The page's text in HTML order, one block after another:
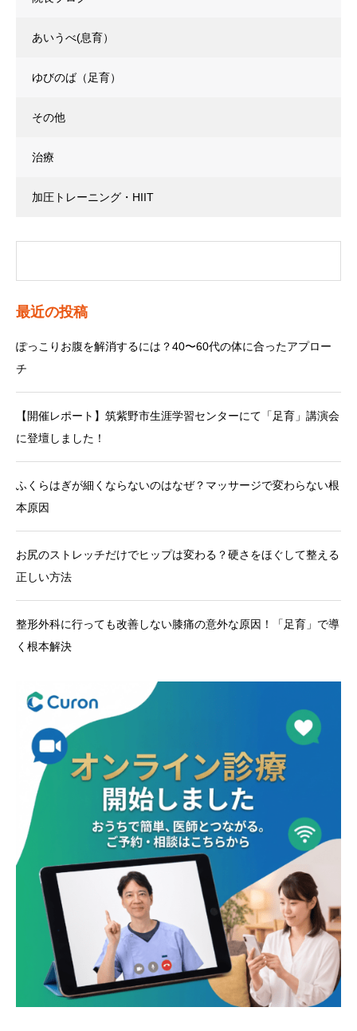
あいうべ(息育）
ゆびのば（足育）
その他
治療
加圧トレーニング・HIIT
最近の投稿
ぽっこりお腹を解消するには？40〜60代の体に合ったアプロー
チ
【開催レポート】筑紫野市生涯学習センターにて「足育」講演会
に登壇しました！
ふくらはぎが細くならないのはなぜ？マッサージで変わらない根
本原因
お尻のストレッチだけでヒップは変わる？硬さをほぐして整える
正しい方法
整形外科に行っても改善しない膝痛の意外な原因！「足育」で導
く根本解決